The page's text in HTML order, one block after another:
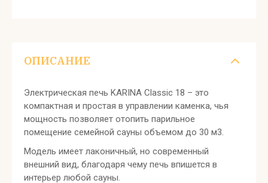
ОПИСАНИЕ
Электрическая печь KARINA Classic 18 – это
компактная и простая в управлении каменка, чья
мощность позволяет отопить парильное
помещение семейной сауны объемом до 30 м3.
Модель имеет лаконичный, но современный
внешний вид, благодаря чему печь впишется в
интерьер любой сауны.